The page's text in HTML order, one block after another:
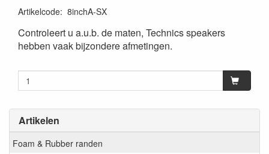
Artikelen
Foam & Rubber randen
Artikelcode: 8inchA-SX
Controleert u a.u.b. de maten, Technics speakers
hebben vaak bijzondere afmetingen.